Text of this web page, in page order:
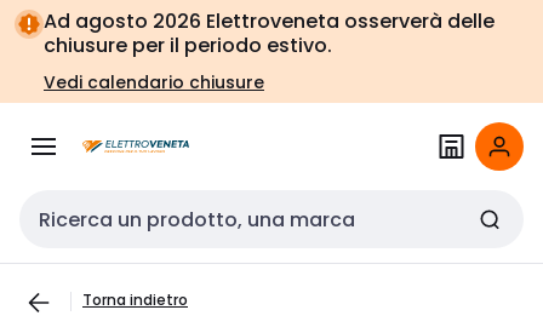
Vai alla
navigazione
Vai
alla
pagina
Ad agosto 2026 Elettroveneta osserverà delle
chiusure per il periodo estivo.
Vedi calendario chiusure
Cerca input
Torna indietro